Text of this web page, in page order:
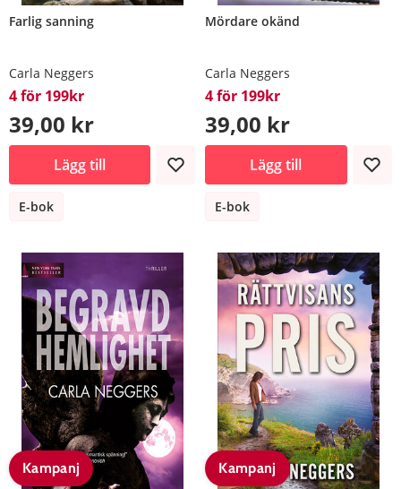
Farlig sanning
Carla Neggers
4 för 199kr
39,00 kr
Lägg till
E-bok
Mördare okänd
Carla Neggers
4 för 199kr
39,00 kr
Lägg till
E-bok
Kampanj Kampanj